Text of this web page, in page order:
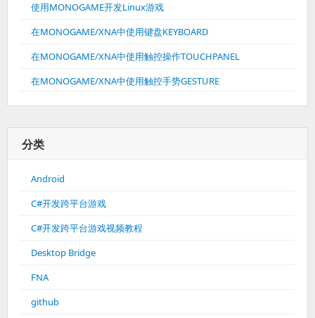
使用MONOGAME开发Linux游戏
在MONOGAME/XNA中使用键盘KEYBOARD
在MONOGAME/XNA中使用触控操作TOUCHPANEL
在MONOGAME/XNA中使用触控手势GESTURE
分类
Android
C#开发跨平台游戏
C#开发跨平台游戏视频教程
Desktop Bridge
FNA
github